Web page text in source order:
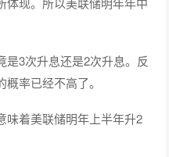
是3次升息还是2次升息。反
率已经不高了。
味着美联储明年上半年升2